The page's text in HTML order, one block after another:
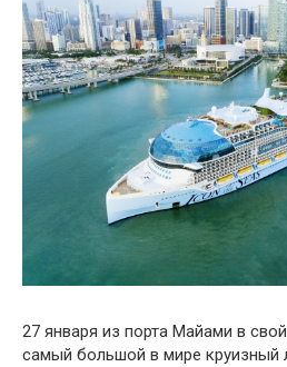
27 января из порта Майами в
самый большой в мире круизный